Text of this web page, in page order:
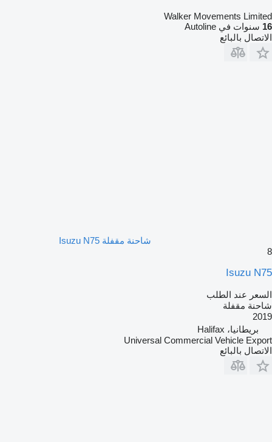
Walker Movements Limited
16 سنوات في Autoline
الاتصال بالبائع
شاحنة مقفلة Isuzu N75
8
Isuzu N75
السعر عند الطلب
شاحنة مقفلة
2019
بريطانيا، Halifax
Universal Commercial Vehicle Export
الاتصال بالبائع